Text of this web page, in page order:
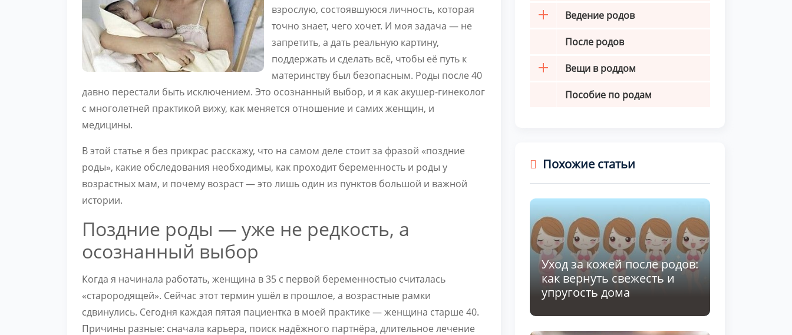
взрослую, состоявшуюся личность, которая
точно знает, чего хочет. И моя задача — не
запретить, а дать реальную картину,
поддержать и сделать всё, чтобы её путь к
материнству был безопасным. Роды после 40
давно перестали быть исключением. Это осознанный выбор, и я как акушер-гинеколог
с многолетней практикой вижу, как меняется отношение и самих женщин, и
медицины.
В этой статье я без прикрас расскажу, что на самом деле стоит за фразой «поздние
роды», какие обследования необходимы, как проходит беременность и роды у
возрастных мам, и почему возраст — это лишь один из пунктов большой и важной
истории.
Поздние роды — уже не редкость, а
осознанный выбор
Когда я начинала работать, женщина в 35 с первой беременностью считалась
«старородящей». Сейчас этот термин ушёл в прошлое, а возрастные рамки
сдвинулись. Сегодня каждая пятая пациентка в моей практике — женщина старше 40.
Причины разные: сначала карьера, поиск надёжного партнёра, длительное лечение
Ведение родов
После родов
Вещи в роддом
Пособие по родам
Похожие статьи
Уход за кожей после родов:
как вернуть свежесть и
упругость дома